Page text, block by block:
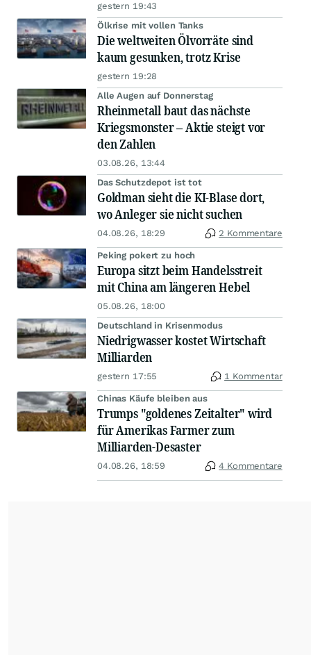
gestern 19:43
Ölkrise mit vollen Tanks
Die weltweiten Ölvorräte sind
kaum gesunken, trotz Krise
gestern 19:28
Alle Augen auf Donnerstag
Rheinmetall baut das nächste
Kriegsmonster – Aktie steigt vor
den Zahlen
03.08.26, 13:44
Das Schutzdepot ist tot
Goldman sieht die KI-Blase dort,
wo Anleger sie nicht suchen
04.08.26, 18:29 2 Kommentare
Peking pokert zu hoch
Europa sitzt beim Handelsstreit
mit China am längeren Hebel
05.08.26, 18:00
Deutschland in Krisenmodus
Niedrigwasser kostet Wirtschaft
Milliarden
gestern 17:55 1 Kommentar
Chinas Käufe bleiben aus
Trumps "goldenes Zeitalter" wird
für Amerikas Farmer zum
Milliarden-Desaster
04.08.26, 18:59 4 Kommentare